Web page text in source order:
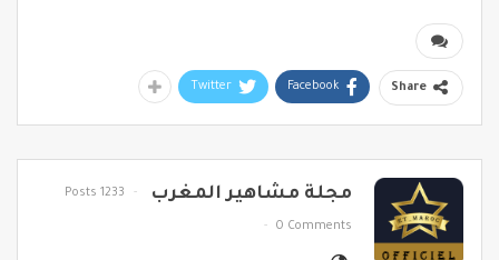
Share
Facebook
Twitter
مجلة مشاهير المغرب 1233 Posts
0 Comments